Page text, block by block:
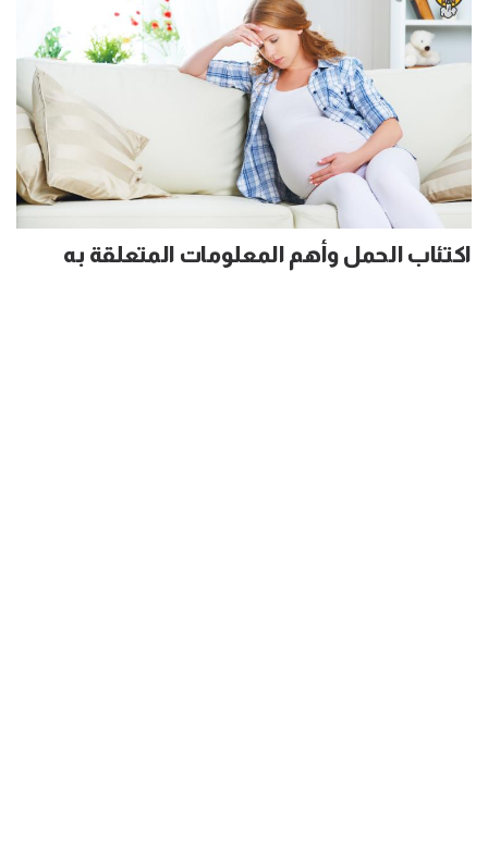
اكتئاب الحمل وأهم المعلومات المتعلقة به